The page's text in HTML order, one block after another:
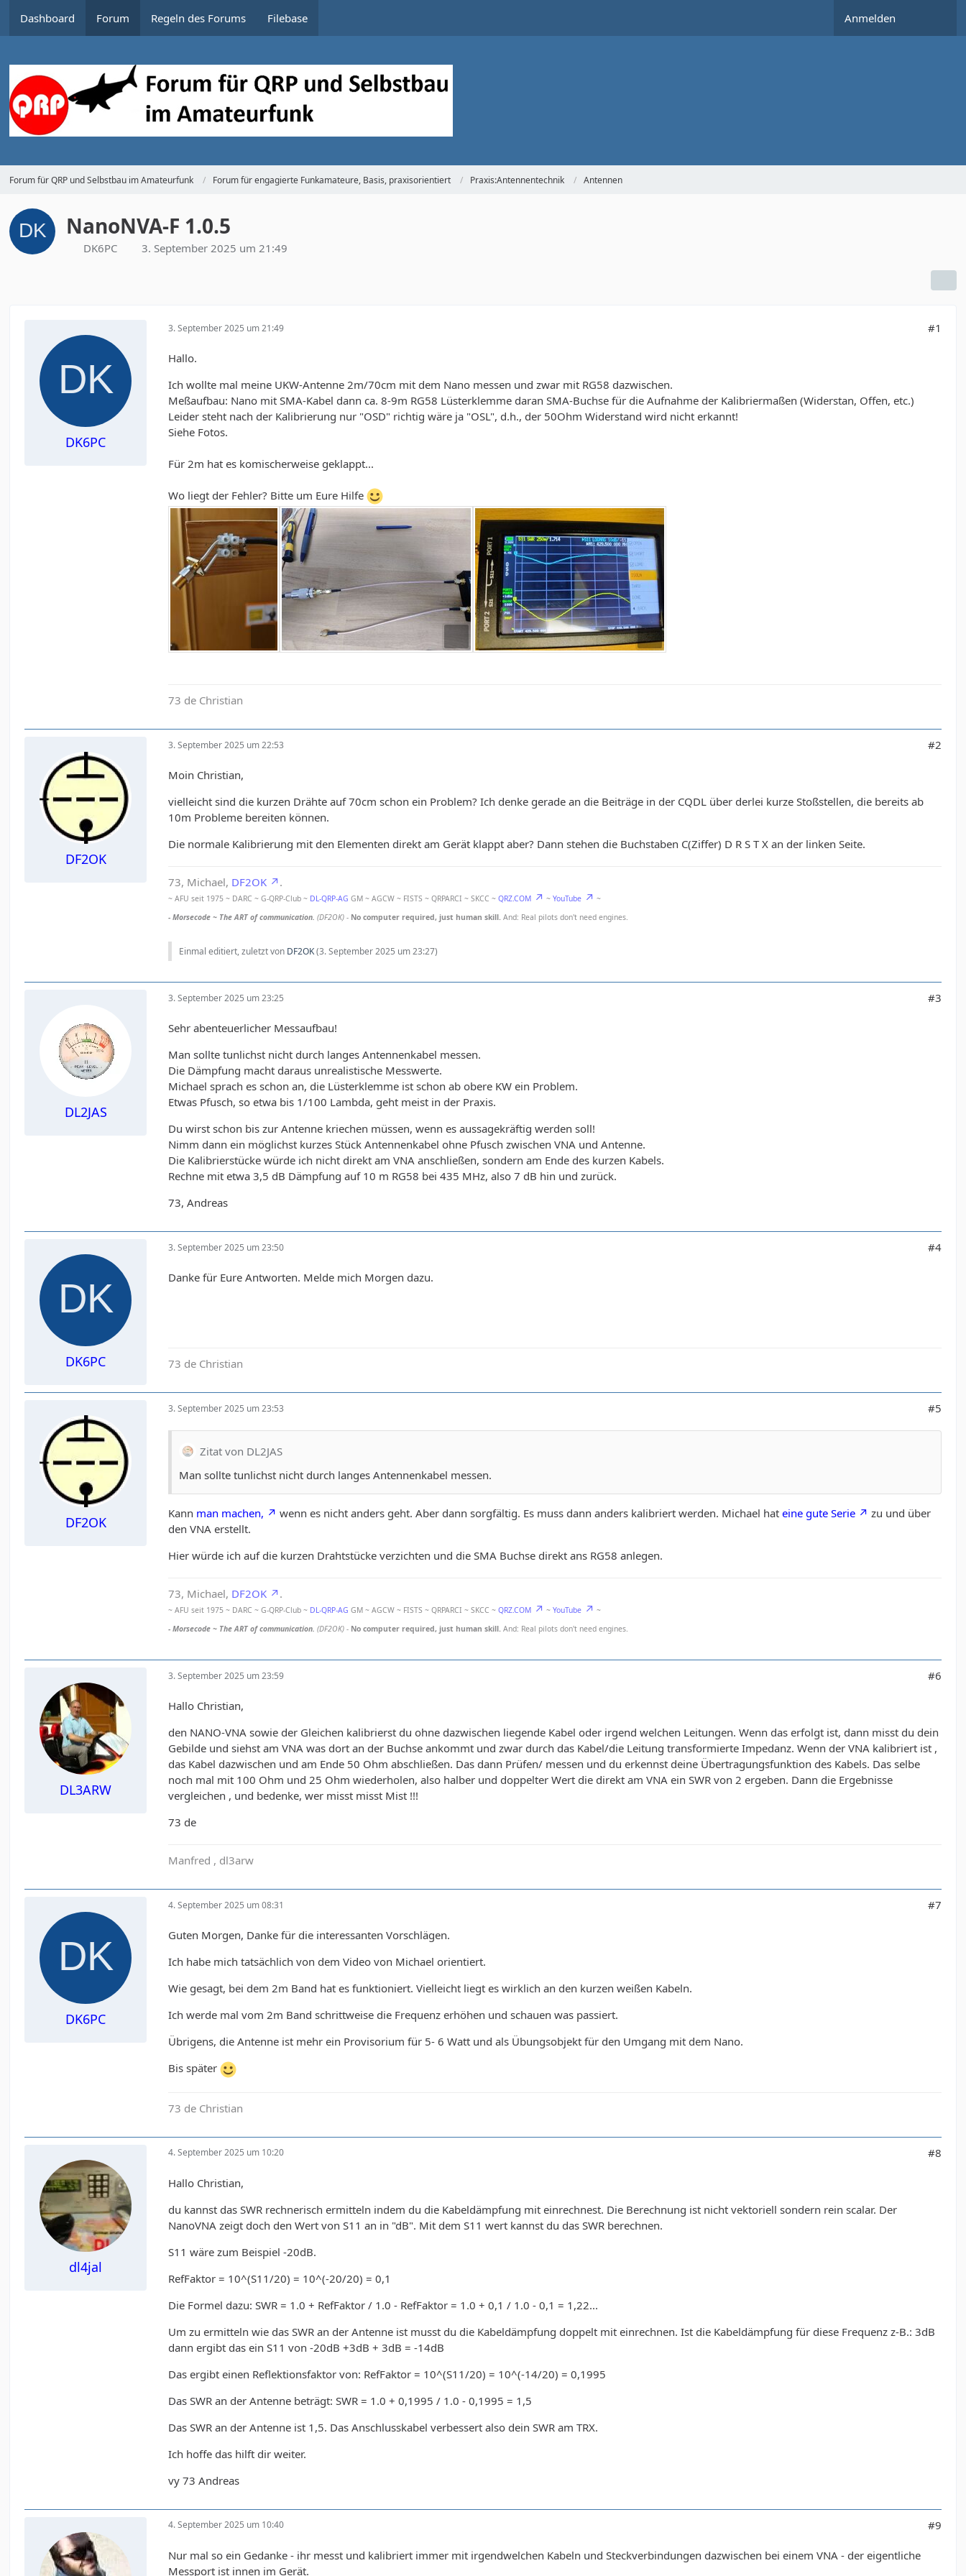
Dashboard Forum Regeln des Forums Filebase Anmelden
Forum für QRP und Selbstbau im Amateurfunk Forum für engagierte Funkamateure, Basis, praxisorientiert Praxis:Antennentechnik Antennen
NanoNVA-F 1.0.5
DK6PC 3. September 2025 um 21:49
DK6PC
3. September 2025 um 21:49 #1
Hallo.
Ich wollte mal meine UKW-Antenne 2m/70cm mit dem Nano messen und zwar mit RG58 dazwischen.
Meßaufbau: Nano mit SMA-Kabel dann ca. 8-9m RG58 Lüsterklemme daran SMA-Buchse für die Aufnahme der Kalibriermaßen (Widerstan, Offen, etc.)
Leider steht nach der Kalibrierung nur "OSD" richtig wäre ja "OSL", d.h., der 50Ohm Widerstand wird nicht erkannt!
Siehe Fotos.
Für 2m hat es komischerweise geklappt...
Wo liegt der Fehler? Bitte um Eure Hilfe
73 de Christian
DF2OK
3. September 2025 um 22:53 #2
Moin Christian,
vielleicht sind die kurzen Drähte auf 70cm schon ein Problem? Ich denke gerade an die Beiträge in der CQDL über derlei kurze Stoßstellen, die bereits ab
10m Probleme bereiten können.
Die normale Kalibrierung mit den Elementen direkt am Gerät klappt aber? Dann stehen die Buchstaben C(Ziffer) D R S T X an der linken Seite.
73, Michael, DF2OK .
~ AFU seit 1975 ~ DARC ~ G-QRP-Club ~ DL-QRP-AG GM ~ AGCW ~ FISTS ~ QRPARCI ~ SKCC ~QRZ.COM ~YouTube
~
- Morsecode ~ The ART of communication.(DF2OK) - No computer required, just human skill. And: Real pilots don't need engines.
Einmal editiert, zuletzt von DF2OK(3. September 2025 um 23:27)
DL2JAS
3. September 2025 um 23:25 #3
Sehr abenteuerlicher Messaufbau!
Man sollte tunlichst nicht durch langes Antennenkabel messen.
Die Dämpfung macht daraus unrealistische Messwerte.
Michael sprach es schon an, die Lüsterklemme ist schon ab obere KW ein Problem.
Etwas Pfusch, so etwa bis 1/100 Lambda, geht meist in der Praxis.
Du wirst schon bis zur Antenne kriechen müssen, wenn es aussagekräftig werden soll!
Nimm dann ein möglichst kurzes Stück Antennenkabel ohne Pfusch zwischen VNA und Antenne.
Die Kalibrierstücke würde ich nicht direkt am VNA anschließen, sondern am Ende des kurzen Kabels.
Rechne mit etwa 3,5 dB Dämpfung auf 10 m RG58 bei 435 MHz, also 7 dB hin und zurück.
73, Andreas
DK6PC
3. September 2025 um 23:50 #4
Danke für Eure Antworten. Melde mich Morgen dazu.
73 de Christian
DF2OK
3. September 2025 um 23:53 #5
Zitat von DL2JAS
Man sollte tunlichst nicht durch langes Antennenkabel messen.
Kann man machen, wenn es nicht anders geht. Aber dann sorgfältig. Es muss dann anders kalibriert werden. Michael hateine gute Serie
zu und über
den VNA erstellt.
Hier würde ich auf die kurzen Drahtstücke verzichten und die SMA Buchse direkt ans RG58 anlegen.
73, Michael, DF2OK .
~ AFU seit 1975 ~ DARC ~ G-QRP-Club ~ DL-QRP-AG GM ~ AGCW ~ FISTS ~ QRPARCI ~ SKCC ~QRZ.COM ~YouTube
~
- Morsecode ~ The ART of communication.(DF2OK) - No computer required, just human skill. And: Real pilots don't need engines.
DL3ARW
3. September 2025 um 23:59 #6
Hallo Christian,
den NANO-VNA sowie der Gleichen kalibrierst du ohne dazwischen liegende Kabel oder irgend welchen Leitungen. Wenn das erfolgt ist, dann misst du dein
Gebilde und siehst am VNA was dort an der Buchse ankommt und zwar durch das Kabel/die Leitung transformierte Impedanz. Wenn der VNA kalibriert ist ,
das Kabel dazwischen und am Ende 50 Ohm abschließen. Das dann Prüfen/ messen und du erkennst deine Übertragungsfunktion des Kabels. Das selbe
noch mal mit 100 Ohm und 25 Ohm wiederholen, also halber und doppelter Wert die direkt am VNA ein SWR von 2 ergeben. Dann die Ergebnisse
vergleichen , und bedenke, wer misst misst Mist !!!
73 de
Manfred , dl3arw
DK6PC
4. September 2025 um 08:31 #7
Guten Morgen, Danke für die interessanten Vorschlägen.
Ich habe mich tatsächlich von dem Video von Michael orientiert.
Wie gesagt, bei dem 2m Band hat es funktioniert. Vielleicht liegt es wirklich an den kurzen weißen Kabeln.
Ich werde mal vom 2m Band schrittweise die Frequenz erhöhen und schauen was passiert.
Übrigens, die Antenne ist mehr ein Provisorium für 5- 6 Watt und als Übungsobjekt für den Umgang mit dem Nano.
Bis später
73 de Christian
dl4jal
4. September 2025 um 10:20 #8
Hallo Christian,
du kannst das SWR rechnerisch ermitteln indem du die Kabeldämpfung mit einrechnest. Die Berechnung ist nicht vektoriell sondern rein scalar. Der
NanoVNA zeigt doch den Wert von S11 an in "dB". Mit dem S11 wert kannst du das SWR berechnen.
S11 wäre zum Beispiel -20dB.
RefFaktor = 10^(S11/20) = 10^(-20/20) = 0,1
Die Formel dazu: SWR = 1.0 + RefFaktor / 1.0 - RefFaktor = 1.0 + 0,1 / 1.0 - 0,1 = 1,22...
Um zu ermitteln wie das SWR an der Antenne ist musst du die Kabeldämpfung doppelt mit einrechnen. Ist die Kabeldämpfung für diese Frequenz z-B.: 3dB
dann ergibt das ein S11 von -20dB +3dB + 3dB = -14dB
Das ergibt einen Reflektionsfaktor von: RefFaktor = 10^(S11/20) = 10^(-14/20) = 0,1995
Das SWR an der Antenne beträgt: SWR = 1.0 + 0,1995 / 1.0 - 0,1995 = 1,5
Das SWR an der Antenne ist 1,5. Das Anschlusskabel verbessert also dein SWR am TRX.
Ich hoffe das hilft dir weiter.
vy 73 Andreas
4. September 2025 um 10:40 #9
Nur mal so ein Gedanke - ihr messt und kalibriert immer mit irgendwelchen Kabeln und Steckverbindungen dazwischen bei einem VNA - der eigentliche
Messport ist innen im Gerät.